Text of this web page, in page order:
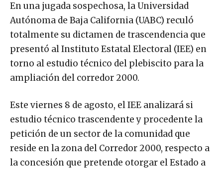
En una jugada sospechosa, la Universidad
Autónoma de Baja California (UABC) reculó
totalmente su dictamen de trascendencia que
presentó al Instituto Estatal Electoral (IEE) en
torno al estudio técnico del plebiscito para la
ampliación del corredor 2000.
Este viernes 8 de agosto, el IEE analizará si
estudio técnico trascendente y procedente la
petición de un sector de la comunidad que
reside en la zona del Corredor 2000, respecto a
la concesión que pretende otorgar el Estado a